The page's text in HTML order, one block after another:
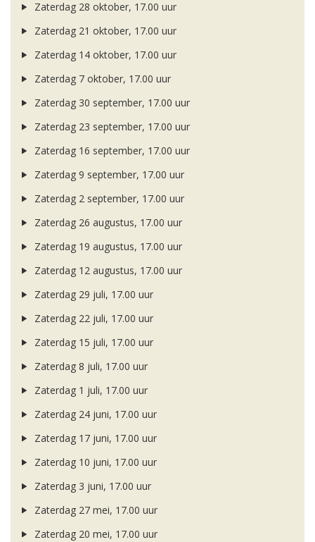
Zaterdag 28 oktober, 17.00 uur
Zaterdag 21 oktober, 17.00 uur
Zaterdag 14 oktober, 17.00 uur
Zaterdag 7 oktober, 17.00 uur
Zaterdag 30 september, 17.00 uur
Zaterdag 23 september, 17.00 uur
Zaterdag 16 september, 17.00 uur
Zaterdag 9 september, 17.00 uur
Zaterdag 2 september, 17.00 uur
Zaterdag 26 augustus, 17.00 uur
Zaterdag 19 augustus, 17.00 uur
Zaterdag 12 augustus, 17.00 uur
Zaterdag 29 juli, 17.00 uur
Zaterdag 22 juli, 17.00 uur
Zaterdag 15 juli, 17.00 uur
Zaterdag 8 juli, 17.00 uur
Zaterdag 1 juli, 17.00 uur
Zaterdag 24 juni, 17.00 uur
Zaterdag 17 juni, 17.00 uur
Zaterdag 10 juni, 17.00 uur
Zaterdag 3 juni, 17.00 uur
Zaterdag 27 mei, 17.00 uur
Zaterdag 20 mei, 17.00 uur